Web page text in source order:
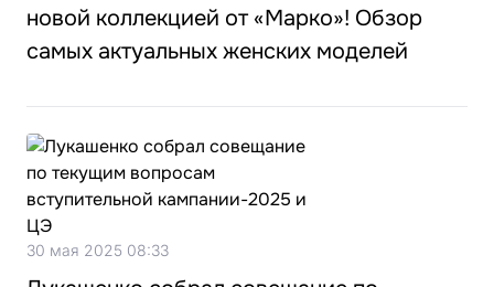
новой коллекцией от «Марко»! Обзор
самых актуальных женских моделей
30 мая 2025 08:33